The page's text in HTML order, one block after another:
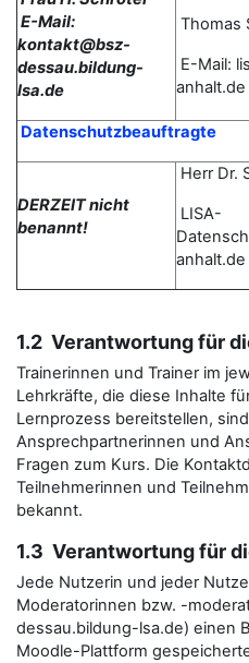
E-Mail:
kontakt@bsz-
dessau.bildung-
lsa.de
Thomas
E-Mail:
anhalt.de
Datenschutzbeauftragte
DERZEIT nicht
benannt!
Herr Dr.
LISA-
anhalt.de
1.2 Verantwortung für
Trainerinnen und Trainer im
Lehrkräfte, die diese Inhalte
Lernprozess bereitstellen,
Ansprechpartnerinnen und
Fragen zum Kurs. Die
Teilnehmerinnen und
bekannt.
1.3 Verantwortung für
Jede Nutzerin und jeder
Moderatorinnen bzw. -
dessau.bildung-lsa.de) einen
Moodle-Plattform